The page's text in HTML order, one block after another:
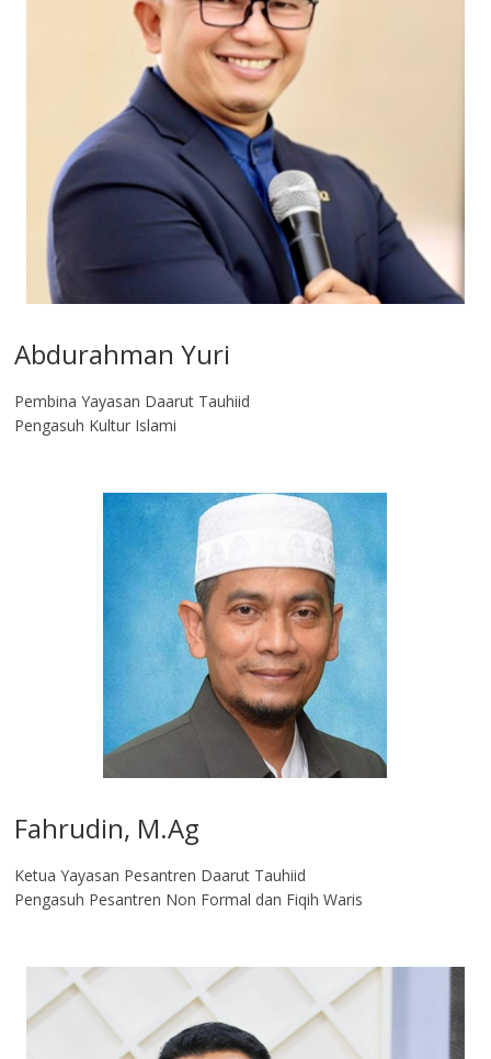
Abdurahman Yuri
Pembina Yayasan Daarut Tauhiid
Pengasuh Kultur Islami
Fahrudin, M.Ag​
Ketua Yayasan Pesantren Daarut Tauhiid
Pengasuh Pesantren Non Formal dan Fiqih Waris